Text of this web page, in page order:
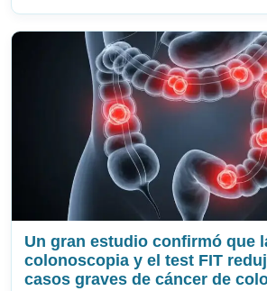
Un gran estudio confirmó que
colonoscopia y el test FIT
casos graves de cáncer de